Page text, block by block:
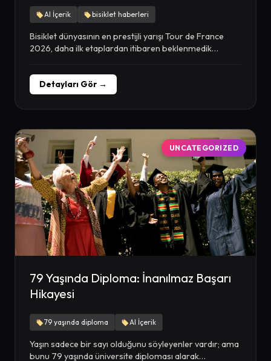
AI İçerik bisiklet haberleri
Bisiklet dünyasının en prestijli yarışı Tour de France
2026, daha ilk etaplardan itibaren beklenmedik
Detayları Gör →
UNCATEGORIZED
79 Yaşında Diploma: İnanılmaz Başarı
Hikayesi
79 yaşında diploma AI İçerik
Yaşın sadece bir sayı olduğunu söyleyenler vardır; ama
bunu 79 yaşında üniversite diploması alarak